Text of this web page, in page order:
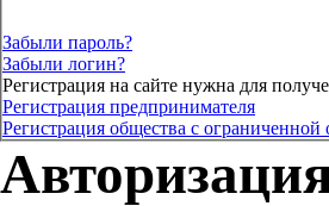
Забыли пароль?
Забыли логин?
Регистрация на сайте нужна для
Регистрация предпринимателя
Регистрация общества с ограниченной